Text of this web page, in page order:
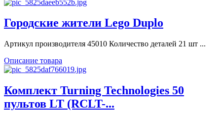
Городские жители Lego Duplo
Артикул производителя 45010 Количество деталей 21 шт ...
Описание товара
Комплект Turning Technologies 50
пультов LT (RCLT-...